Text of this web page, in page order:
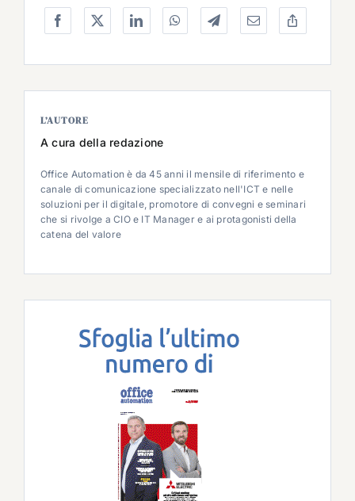
L’AUTORE
A cura della redazione
Office Automation è da 45 anni il mensile di riferimento e
canale di comunicazione specializzato nell'ICT e nelle
soluzioni per il digitale, promotore di convegni e seminari
che si rivolge a CIO e IT Manager e ai protagonisti della
catena del valore